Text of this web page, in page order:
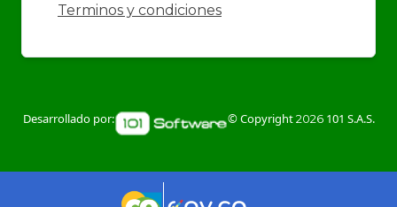
Terminos y condiciones
Desarrollado por: © Copyright2026101 S.A.S.